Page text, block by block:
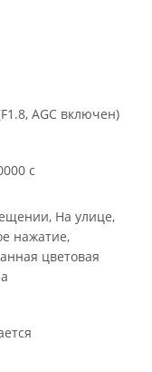
AGC включен)
с
На улице,
нажатие,
цветовая